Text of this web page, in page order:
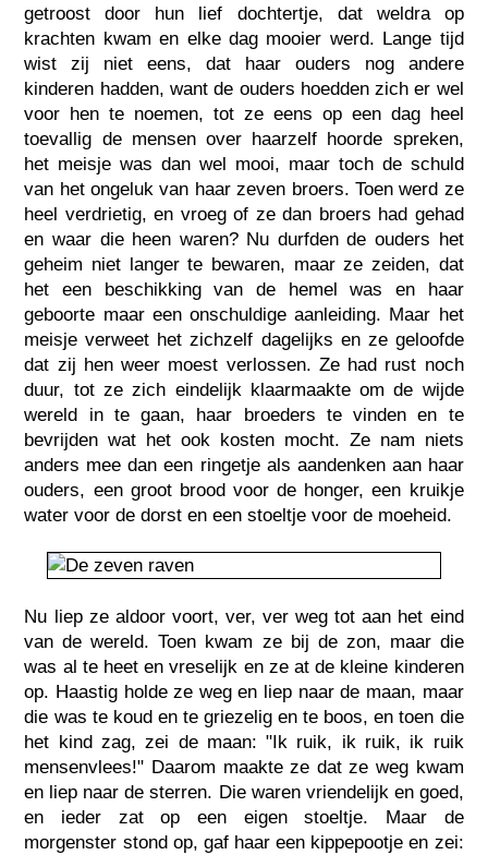
getroost door hun lief dochtertje, dat weldra op
krachten kwam en elke dag mooier werd. Lange tijd
wist zij niet eens, dat haar ouders nog andere
kinderen hadden, want de ouders hoedden zich er wel
voor hen te noemen, tot ze eens op een dag heel
toevallig de mensen over haarzelf hoorde spreken,
het meisje was dan wel mooi, maar toch de schuld
van het ongeluk van haar zeven broers. Toen werd ze
heel verdrietig, en vroeg of ze dan broers had gehad
en waar die heen waren? Nu durfden de ouders het
geheim niet langer te bewaren, maar ze zeiden, dat
het een beschikking van de hemel was en haar
geboorte maar een onschuldige aanleiding. Maar het
meisje verweet het zichzelf dagelijks en ze geloofde
dat zij hen weer moest verlossen. Ze had rust noch
duur, tot ze zich eindelijk klaarmaakte om de wijde
wereld in te gaan, haar broeders te vinden en te
bevrijden wat het ook kosten mocht. Ze nam niets
anders mee dan een ringetje als aandenken aan haar
ouders, een groot brood voor de honger, een kruikje
water voor de dorst en een stoeltje voor de moeheid.
Nu liep ze aldoor voort, ver, ver weg tot aan het eind
van de wereld. Toen kwam ze bij de zon, maar die
was al te heet en vreselijk en ze at de kleine kinderen
op. Haastig holde ze weg en liep naar de maan, maar
die was te koud en te griezelig en te boos, en toen die
het kind zag, zei de maan: "Ik ruik, ik ruik, ik ruik
mensenvlees!" Daarom maakte ze dat ze weg kwam
en liep naar de sterren. Die waren vriendelijk en goed,
en ieder zat op een eigen stoeltje. Maar de
morgenster stond op, gaf haar een kippepootje en zei: